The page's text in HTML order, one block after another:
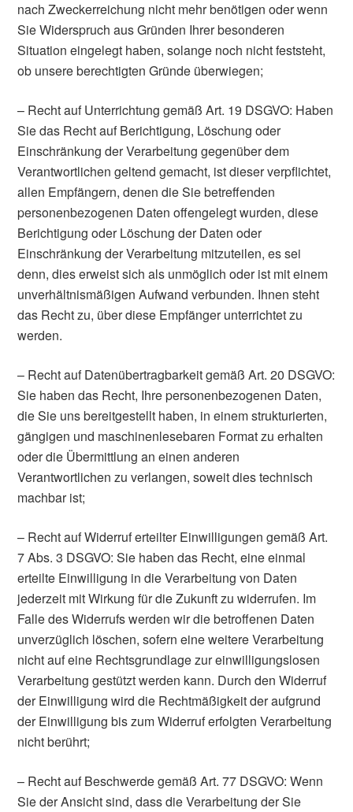
nach Zweckerreichung nicht mehr benötigen oder wenn
Sie Widerspruch aus Gründen Ihrer besonderen
Situation eingelegt haben, solange noch nicht feststeht,
ob unsere berechtigten Gründe überwiegen;
– Recht auf Unterrichtung gemäß Art. 19 DSGVO: Haben
Sie das Recht auf Berichtigung, Löschung oder
Einschränkung der Verarbeitung gegenüber dem
Verantwortlichen geltend gemacht, ist dieser verpflichtet,
allen Empfängern, denen die Sie betreffenden
personenbezogenen Daten offengelegt wurden, diese
Berichtigung oder Löschung der Daten oder
Einschränkung der Verarbeitung mitzuteilen, es sei
denn, dies erweist sich als unmöglich oder ist mit einem
unverhältnismäßigen Aufwand verbunden. Ihnen steht
das Recht zu, über diese Empfänger unterrichtet zu
werden.
– Recht auf Datenübertragbarkeit gemäß Art. 20 DSGVO:
Sie haben das Recht, Ihre personenbezogenen Daten,
die Sie uns bereitgestellt haben, in einem strukturierten,
gängigen und maschinenlesebaren Format zu erhalten
oder die Übermittlung an einen anderen
Verantwortlichen zu verlangen, soweit dies technisch
machbar ist;
– Recht auf Widerruf erteilter Einwilligungen gemäß Art.
7 Abs. 3 DSGVO: Sie haben das Recht, eine einmal
erteilte Einwilligung in die Verarbeitung von Daten
jederzeit mit Wirkung für die Zukunft zu widerrufen. Im
Falle des Widerrufs werden wir die betroffenen Daten
unverzüglich löschen, sofern eine weitere Verarbeitung
nicht auf eine Rechtsgrundlage zur einwilligungslosen
Verarbeitung gestützt werden kann. Durch den Widerruf
der Einwilligung wird die Rechtmäßigkeit der aufgrund
der Einwilligung bis zum Widerruf erfolgten Verarbeitung
nicht berührt;
– Recht auf Beschwerde gemäß Art. 77 DSGVO: Wenn
Sie der Ansicht sind, dass die Verarbeitung der Sie